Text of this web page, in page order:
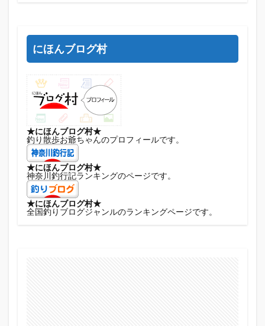
にほんブログ村
★にほんブログ村★
釣り散歩お爺ちゃんのプロフィールです。
★にほんブログ村★
神奈川釣行記ランキングのページです。
★にほんブログ村★
全国釣りブログジャンルのランキングページです。